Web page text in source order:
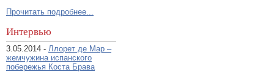
Прочитать подробнее...
Интервью
3.05.2014 - Ллорет де Мар –
жемчужина испанского
побережья Коста Брава